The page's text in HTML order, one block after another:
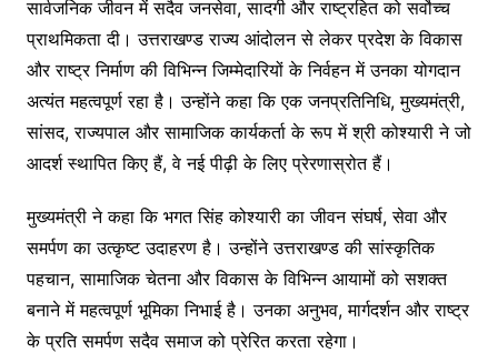
सार्वजनिक जीवन में सदैव जनसेवा, सादगी और राष्ट्रहित को सर्वाेच्च
प्राथमिकता दी। उत्तराखण्ड राज्य आंदोलन से लेकर प्रदेश के विकास
और राष्ट्र निर्माण की विभिन्न जिम्मेदारियों के निर्वहन में उनका योगदान
अत्यंत महत्वपूर्ण रहा है। उन्होंने कहा कि एक जनप्रतिनिधि, मुख्यमंत्री,
सांसद, राज्यपाल और सामाजिक कार्यकर्ता के रूप में श्री कोश्यारी ने जो
आदर्श स्थापित किए हैं, वे नई पीढ़ी के लिए प्रेरणास्रोत हैं।
मुख्यमंत्री ने कहा कि भगत सिंह कोश्यारी का जीवन संघर्ष, सेवा और
समर्पण का उत्कृष्ट उदाहरण है। उन्होंने उत्तराखण्ड की सांस्कृतिक
पहचान, सामाजिक चेतना और विकास के विभिन्न आयामों को सशक्त
बनाने में महत्वपूर्ण भूमिका निभाई है। उनका अनुभव, मार्गदर्शन और राष्ट्र
के प्रति समर्पण सदैव समाज को प्रेरित करता रहेगा।